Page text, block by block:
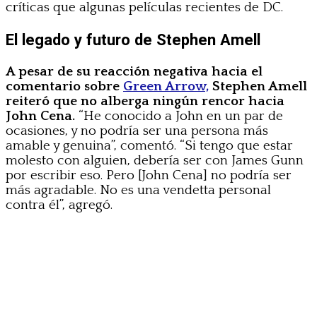
críticas que algunas películas recientes de DC.
El legado y futuro de Stephen Amell
A pesar de su reacción negativa hacia el
comentario sobre Green Arrow, Stephen Amell
reiteró que no alberga ningún rencor hacia
John Cena. “He conocido a John en un par de
ocasiones, y no podría ser una persona más
amable y genuina”, comentó. “Si tengo que estar
molesto con alguien, debería ser con James Gunn
por escribir eso. Pero [John Cena] no podría ser
más agradable. No es una vendetta personal
contra él”, agregó.